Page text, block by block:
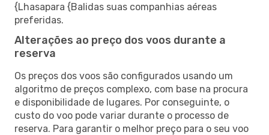
{Lhasapara {Balidas suas companhias aéreas
preferidas.
Alterações ao preço dos voos durante a
reserva
Os preços dos voos são configurados usando um
algoritmo de preços complexo, com base na procura
e disponibilidade de lugares. Por conseguinte, o
custo do voo pode variar durante o processo de
reserva. Para garantir o melhor preço para o seu voo